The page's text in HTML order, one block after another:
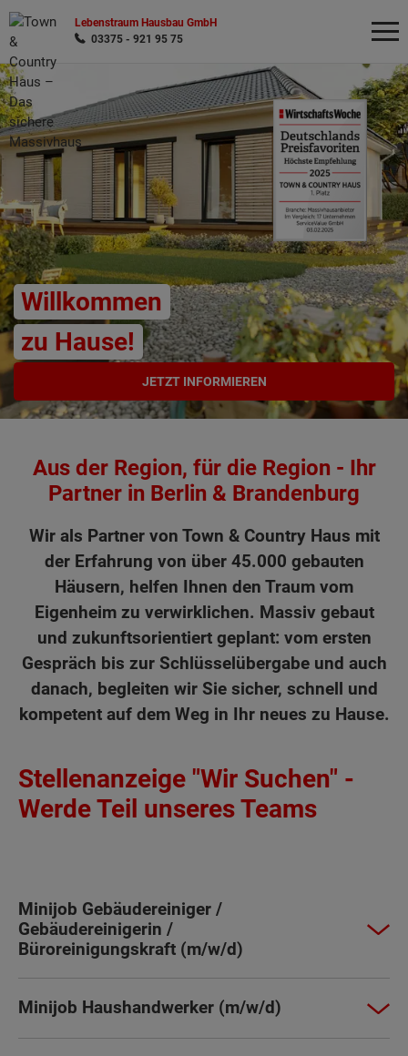
Lebenstraum Hausbau GmbH
03375 - 921 95 75
Willkommen
zu Hause!
JETZT INFORMIEREN
Aus der Region, für die Region - Ihr
Partner in Berlin & Brandenburg
Wir als Partner von Town & Country Haus mit
der Erfahrung von über 45.000 gebauten
Häusern, helfen Ihnen den Traum vom
Eigenheim zu verwirklichen. Massiv gebaut
und zukunftsorientiert geplant: vom ersten
Gespräch bis zur Schlüsselübergabe und auch
danach, begleiten wir Sie sicher, schnell und
kompetent auf dem Weg in Ihr neues zu Hause.
Stellenanzeige "Wir Suchen" -
Werde Teil unseres Teams
Minijob Gebäudereiniger /
Gebäudereinigerin /
Büroreinigungskraft (m/w/d)
Minijob Haushandwerker (m/w/d)
Wonach möchten Sie suchen?